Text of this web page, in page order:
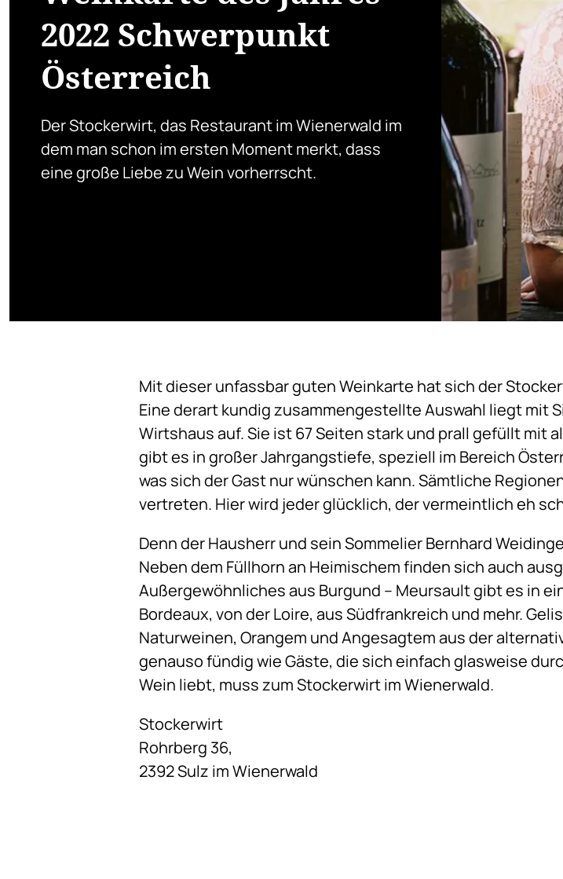
2022 Schwerpunkt
Österreich
Der Stockerwirt, das Restaurant im Wienerwald im
dem man schon im ersten Moment merkt, dass
eine große Liebe zu Wein vorherrscht.
Mit dieser unfassbar guten Weinkarte hat sich der
Eine derart kundig zusammengestellte Auswahl liegt mit
Wirtshaus auf. Sie ist 67 Seiten stark und prall gefüllt mit
gibt es in großer Jahrgangstiefe, speziell im Bereich
was sich der Gast nur wünschen kann. Sämtliche
vertreten. Hier wird jeder glücklich, der vermeintlich eh
Denn der Hausherr und sein Sommelier Bernhard
Neben dem Füllhorn an Heimischem finden sich auch
Außergewöhnliches aus Burgund – Meursault gibt es in
Bordeaux, von der Loire, aus Südfrankreich und mehr.
Naturweinen, Orangem und Angesagtem aus der
genauso fündig wie Gäste, die sich einfach glasweise
Wein liebt, muss zum Stockerwirt im Wienerwald.
Stockerwirt
Rohrberg 36,
2392 Sulz im Wienerwald